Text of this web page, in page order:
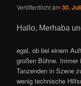
Veröffentlicht am30.
Hallo, Merhaba
egal, ob bei einem
großen Bühne.
Tanzenden in Szene
wenig technische